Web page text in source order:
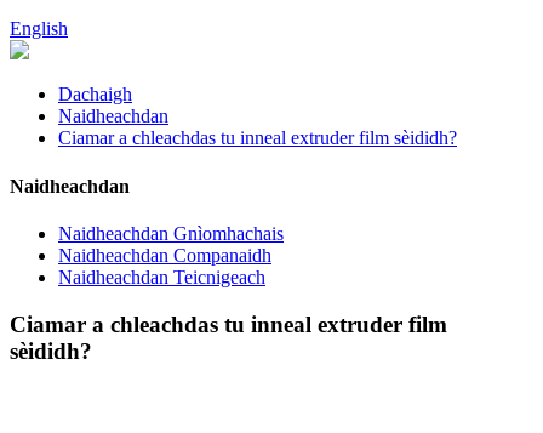
English
Dachaigh
Naidheachdan
Ciamar a chleachdas tu inneal extruder film sèididh?
Naidheachdan
Naidheachdan Gnìomhachais
Naidheachdan Companaidh
Naidheachdan Teicnigeach
Ciamar a chleachdas tu inneal extruder film
sèididh?